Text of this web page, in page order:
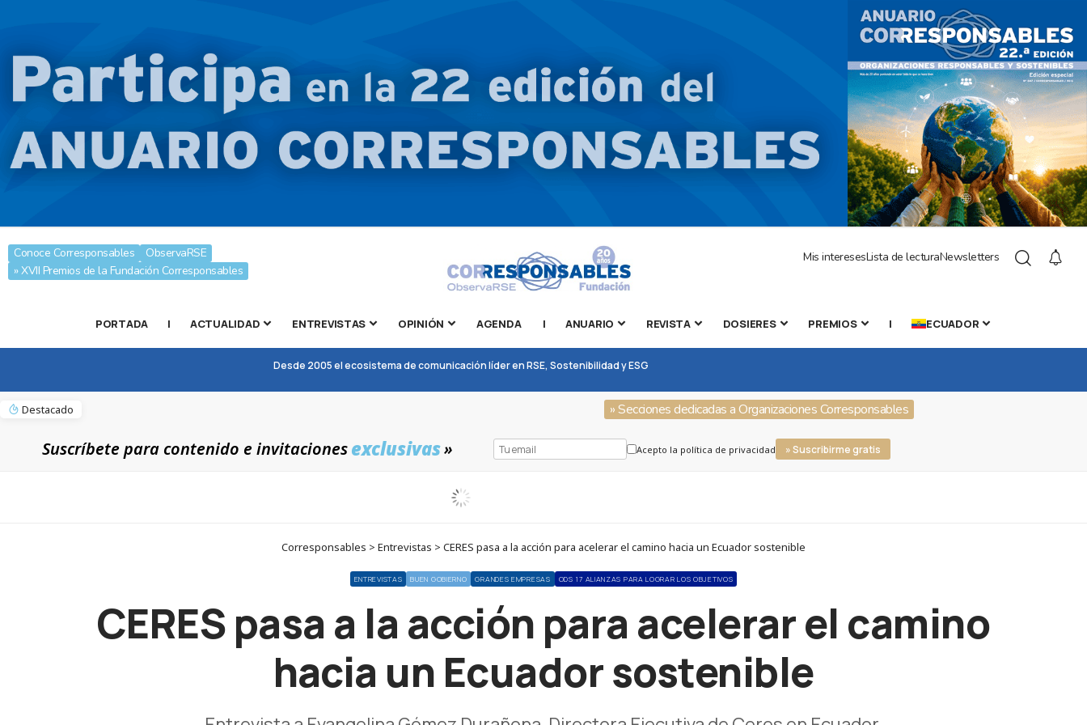
Conoce Corresponsables
ObservaRSE
» XVII Premios de la Fundación Corresponsables
Mis interesesLista de lecturaNewsletters
PORTADA | ACTUALIDAD ENTREVISTAS OPINIÓN AGENDA | ANUARIO REVISTA DOSIERES PREMIOS | ECUADOR
Desde 2005 el ecosistema de comunicación líder en RSE, Sostenibilidad y ESG
Destacado » Secciones dedicadas a Organizaciones Corresponsables
Suscríbete para contenido e invitacionesexclusivas» Acepto la política de privacidad » Suscribirme gratis
Corresponsables > Entrevistas > CERES pasa a la acción para acelerar el camino hacia un Ecuador sostenible
ENTREVISTAS BUEN GOBIERNO GRANDES EMPRESAS ODS 17 ALIANZAS PARA LOGRAR LOS OBJETIVOS
CERES pasa a la acción para acelerar el camino
hacia un Ecuador sostenible